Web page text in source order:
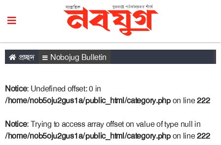
প্রচ্ছদ Nobojug Bulletin
Notice: Undefined offset: 0 in
/home/nob5oju2gus1a/public_html/category.phpon line222
Notice: Trying to access array offset on value of type null in
/home/nob5oju2gus1a/public_html/category.phpon line222